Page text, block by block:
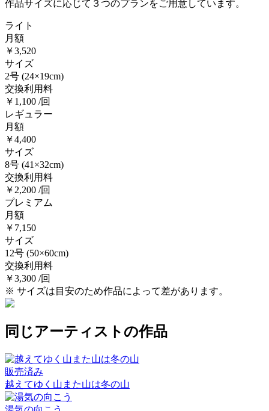
作品サイズに応じて３つのプランをご用意しています。
ライト
月額
￥3,520
サイズ
2号 (24×19cm)
交換利用料
￥1,100 /回
レギュラー
月額
￥4,400
サイズ
8号 (41×32cm)
交換利用料
￥2,200 /回
プレミアム
月額
￥7,150
サイズ
12号 (50×60cm)
交換利用料
￥3,300 /回
※ サイズは目安のため作品によって差があります。
同じアーティストの作品
販売済み
越えてゆく山また山は冬の山